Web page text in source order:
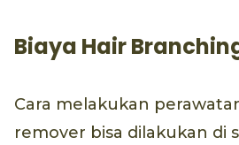
Biaya Hair
Cara melakukan
remover bisa dilakukan di